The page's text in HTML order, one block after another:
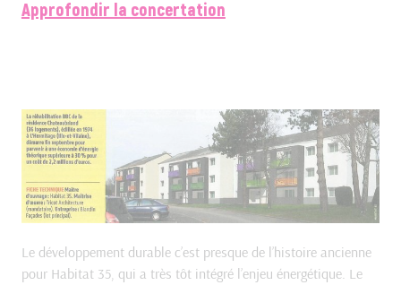
Approfondir la concertation
Le développement durable c’est presque de l’histoire ancienne
pour Habitat 35, qui a très tôt intégré l’enjeu énergétique. Le